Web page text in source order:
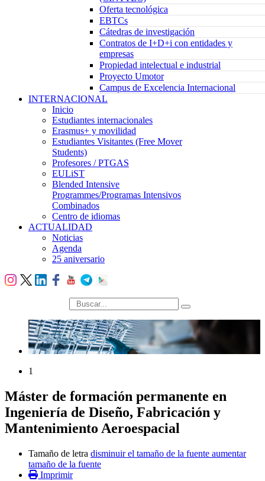
Oferta tecnológica
EBTCs
Cátedras de investigación
Contratos de I+D+i con entidades y
empresas
Propiedad intelectual e industrial
Proyecto Umotor
Campus de Excelencia Internacional
INTERNACIONAL
Inicio
Estudiantes internacionales
Erasmus+ y movilidad
Estudiantes Visitantes (Free Mover
Students)
Profesores / PTGAS
EULiST
Blended Intensive
Programmes/Programas Intensivos
Combinados
Centro de idiomas
ACTUALIDAD
Noticias
Agenda
25 aniversario
búsqueda
1
Máster de formación permanente en
Ingeniería de Diseño, Fabricación y
Mantenimiento Aeroespacial
Tamaño de letra disminuir el tamaño de la fuente aumentar
tamaño de la fuente
Imprimir